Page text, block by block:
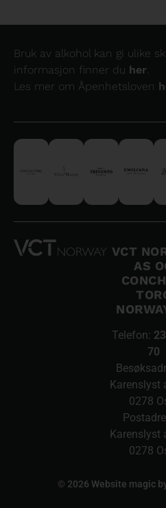
Bruk av alkohol kan gi ulike
informasjon finner du her.
Les mer om Åpenhetsloven
VCT
AS
Telefon:
70
Karenslyst
0278
Karenslyst
0278
© 2026 Website magic